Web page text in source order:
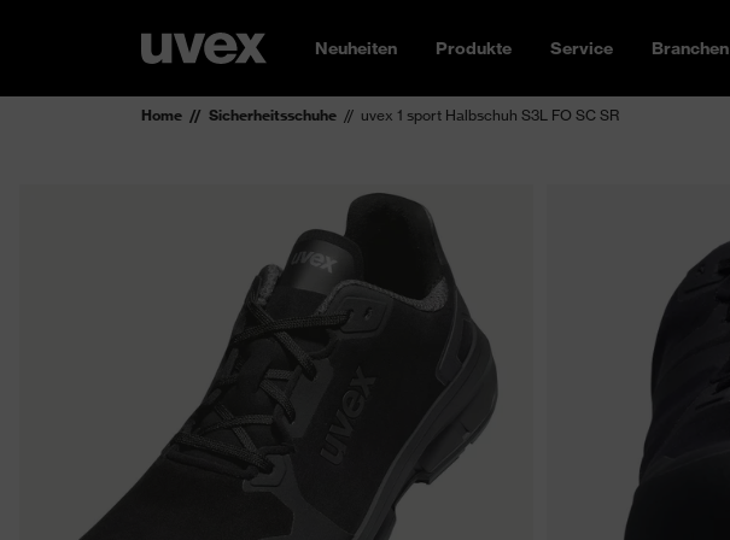
Neuheiten Produkte Service Branchen
Home Sicherheitsschuhe uvex 1 sport Halbschuh S3L FO SC SR